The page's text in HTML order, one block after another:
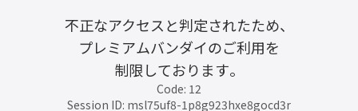
不正なアクセスと判定されたため、
プレミアムバンダイのご利用を
制限しております。
Code: 12
Session ID: msl75uf8-1p8g923hxe8gocd3r